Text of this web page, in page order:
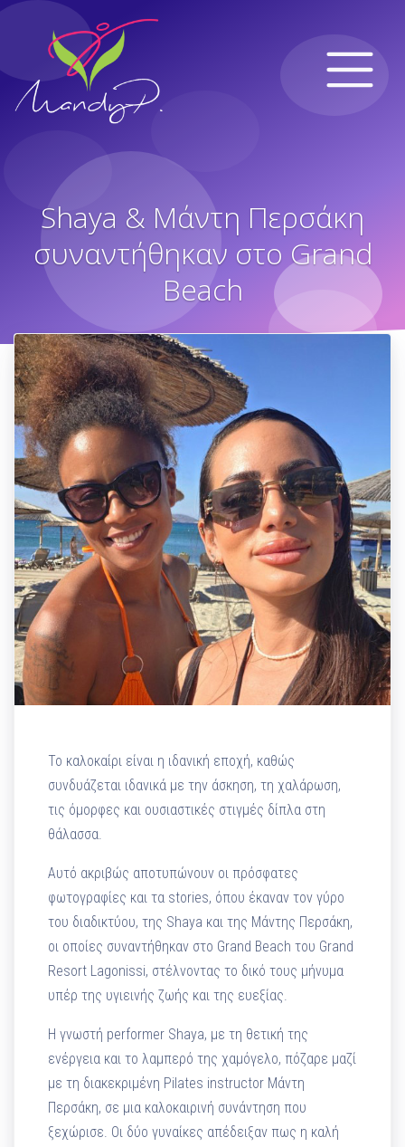
Shaya & Μάντη Περσάκη
συναντήθηκαν στο Grand
Beach
Το καλοκαίρι είναι η ιδανική εποχή, καθώς
συνδυάζεται ιδανικά με την άσκηση, τη χαλάρωση,
τις όμορφες και ουσιαστικές στιγμές δίπλα στη
θάλασσα.
Αυτό ακριβώς αποτυπώνουν οι πρόσφατες
φωτογραφίες και τα stories, όπου έκαναν τον γύρο
του διαδικτύου, της Shaya και της Μάντης Περσάκη,
οι οποίες συναντήθηκαν στο Grand Beach του Grand
Resort Lagonissi, στέλνοντας το δικό τους μήνυμα
υπέρ της υγιεινής ζωής και της ευεξίας.
Η γνωστή performer Shaya, με τη θετική της
ενέργεια και το λαμπερό της χαμόγελο, πόζαρε μαζί
με τη διακεκριμένη Pilates instructor Μάντη
Περσάκη, σε μια καλοκαιρινή συνάντηση που
ξεχώρισε. Οι δύο γυναίκες απέδειξαν πως η καλή